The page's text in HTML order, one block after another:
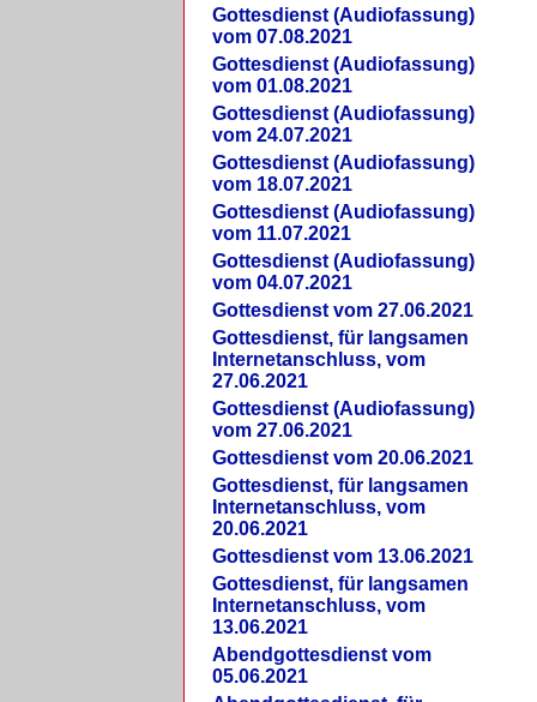
Gottesdienst (Audiofassung)
vom 07.08.2021
Gottesdienst (Audiofassung)
vom 01.08.2021
Gottesdienst (Audiofassung)
vom 24.07.2021
Gottesdienst (Audiofassung)
vom 18.07.2021
Gottesdienst (Audiofassung)
vom 11.07.2021
Gottesdienst (Audiofassung)
vom 04.07.2021
Gottesdienst vom 27.06.2021
Gottesdienst, für langsamen
Internetanschluss, vom
27.06.2021
Gottesdienst (Audiofassung)
vom 27.06.2021
Gottesdienst vom 20.06.2021
Gottesdienst, für langsamen
Internetanschluss, vom
20.06.2021
Gottesdienst vom 13.06.2021
Gottesdienst, für langsamen
Internetanschluss, vom
13.06.2021
Abendgottesdienst vom
05.06.2021